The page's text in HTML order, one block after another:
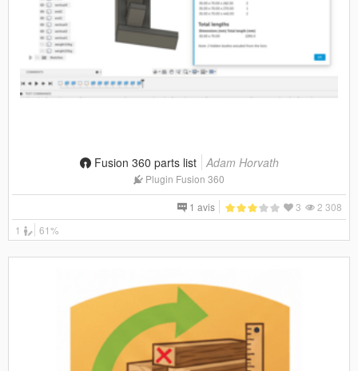
Fusion 360 parts list Adam Horvath
Plugin Fusion 360
2 308
3
1 avis
1
61%